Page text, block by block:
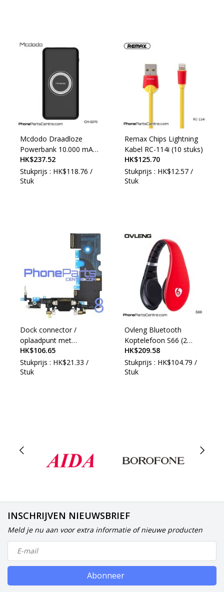
Mcdodo Draadloze
Powerbank 10.000 mAh
- Sharp series CH-5370
(2 stuks)
HK$237.52
Stukprijs : HK$118.76 /
Stuk
Remax Chips Lightning
Kabel RC-114i (10 stuks)
HK$125.70
Stukprijs : HK$12.57 /
Stuk
Dock connector /
oplaadpunt met
microfoon voor iPhone
8 (5 pcs)
HK$106.65
Stukprijs : HK$21.33 /
Stuk
Ovleng Bluetooth
Koptelefoon S66 (2
stuks)
HK$209.58
Stukprijs : HK$104.79 /
Stuk
INSCHRIJVEN NIEUWSBRIEF
Meld je nu aan voor extra informatie of nieuwe producten
Abonneer